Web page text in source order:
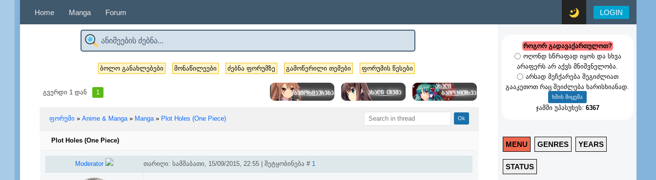
Home Manga Forum LOGIN
ბოლო განახლებები მონაწილეები ძებნა ფორუმზე გამოწერილი თემები ფორუმის წესები
გვერდი 1დან 1
ფორუმი » Anime & Manga » Manga » Plot Holes (One Piece)
Plot Holes (One Piece)
Moderator თარიღი: სამშაბათი, 15/09/2015, 22:55 | შეტყობინება # 1
როგორ გადავაქართულოთ?
ოღონდ სწრაფად იყოს და სხვა
არაფერს არ აქვს მნიშვნელობა.
არსად მეჩქარება შეგიძლიათ
გააკეთოთ რაც შეიძლება ხარისხიანად.
ჯამში უპასუხეს: 6367
MENU GENRES YEARS
STATUS